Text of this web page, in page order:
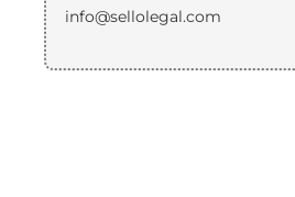
info@sellolegal.com